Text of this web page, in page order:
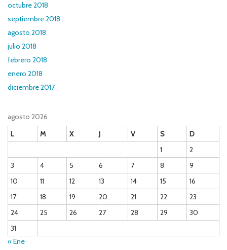
octubre 2018
septiembre 2018
agosto 2018
julio 2018
febrero 2018
enero 2018
diciembre 2017
agosto 2026
L
M X J V S
D
1
2
3
4 5 6 7 8
9
10
11 12 13 14 15
16
17
18 19 20 21 22
23
24
25 26 27 28 29
30
31
« Ene